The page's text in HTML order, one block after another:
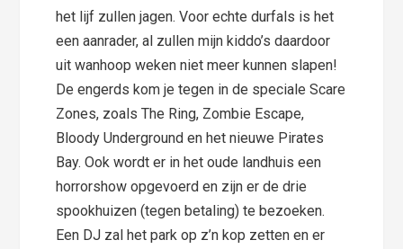
het lijf zullen jagen. Voor echte durfals is het
een aanrader, al zullen mijn kiddo’s daardoor
uit wanhoop weken niet meer kunnen slapen!
De engerds kom je tegen in de speciale Scare
Zones, zoals The Ring, Zombie Escape,
Bloody Underground en het nieuwe Pirates
Bay. Ook wordt er in het oude landhuis een
horrorshow opgevoerd en zijn er de drie
spookhuizen (tegen betaling) te bezoeken.
Een DJ zal het park op z’n kop zetten en er